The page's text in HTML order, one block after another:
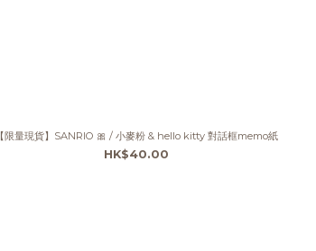
【限量現貨】SANRIO 🎀 / 小麥粉 & hello kitty 對話框memo紙
HK$40.00